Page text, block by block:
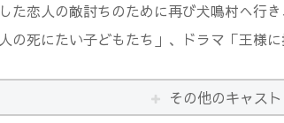
た恋人の敵討ちのために再び犬鳴村へ行
死にたい子どもたち」、ドラマ「王様
その他のキャスト